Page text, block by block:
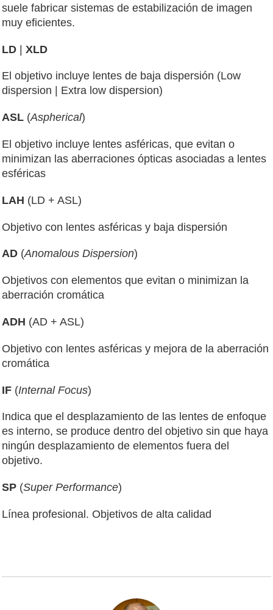
suele fabricar sistemas de estabilización de imagen
muy eficientes.
LD |XLD
El objetivo incluye lentes de baja dispersión (Low
dispersion | Extra low dispersion)
ASL (Aspherical)
El objetivo incluye lentes asféricas, que evitan o
minimizan las aberraciones ópticas asociadas a lentes
esféricas
LAH (LD + ASL)
Objetivo con lentes asféricas y baja dispersión
AD (Anomalous Dispersion)
Objetivos con elementos que evitan o minimizan la
aberración cromática
ADH (AD + ASL)
Objetivo con lentes asféricas y mejora de la aberración
cromática
IF (Internal Focus)
Indica que el desplazamiento de las lentes de enfoque
es interno, se produce dentro del objetivo sin que haya
ningún desplazamiento de elementos fuera del
objetivo.
SP (Super Performance)
Línea profesional. Objetivos de alta calidad